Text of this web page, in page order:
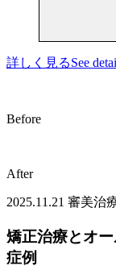
詳しく見るSee
Before
After
2025.11.21 審美治
矯正治療とオ
症例